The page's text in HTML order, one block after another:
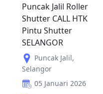
Puncak Jalil Roller
Shutter CALL HTK
Pintu Shutter
SELANGOR
Puncak Jalil,
Selangor
05 Januari 2026